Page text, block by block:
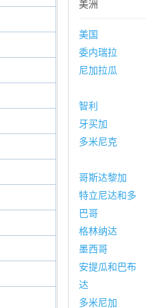
美洲
美国
委内瑞拉
尼加拉瓜
智利
牙买加
多米尼克
哥斯达黎加
特立尼达和多
巴哥
格林纳达
墨西哥
安提瓜和巴布
达
多米尼加